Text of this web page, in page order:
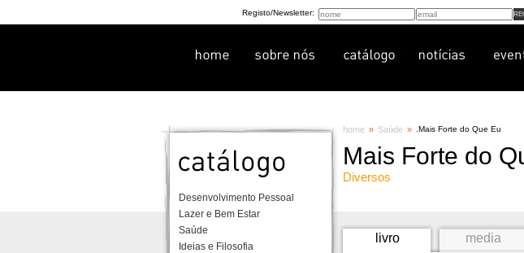
Registo/Newsletter:
Desenvolvimento Pessoal
Lazer e Bem Estar
Saúde
Ideias e Filosofia
home » Saúde » Mais Forte do Que Eu
Mais Forte do
Diversos
livro media